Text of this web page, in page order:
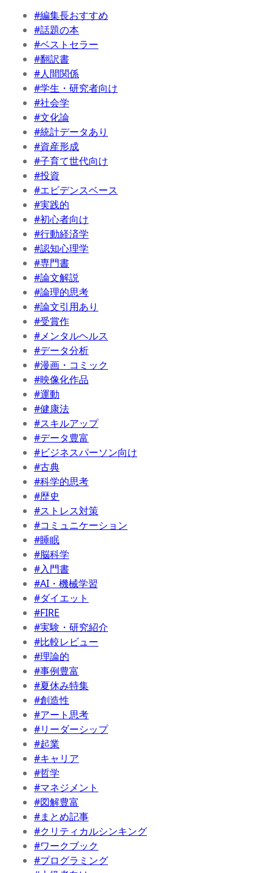
#編集長おすすめ
#話題の本
#ベストセラー
#翻訳書
#人間関係
#学生・研究者向け
#社会学
#文化論
#統計データあり
#資産形成
#子育て世代向け
#投資
#エビデンスベース
#実践的
#初心者向け
#行動経済学
#認知心理学
#専門書
#論文解説
#論理的思考
#論文引用あり
#受賞作
#メンタルヘルス
#データ分析
#漫画・コミック
#映像化作品
#運動
#健康法
#スキルアップ
#データ豊富
#ビジネスパーソン向け
#古典
#科学的思考
#歴史
#ストレス対策
#コミュニケーション
#睡眠
#脳科学
#入門書
#AI・機械学習
#ダイエット
#FIRE
#実験・研究紹介
#比較レビュー
#理論的
#事例豊富
#夏休み特集
#創造性
#アート思考
#リーダーシップ
#起業
#キャリア
#哲学
#マネジメント
#図解豊富
#まとめ記事
#クリティカルシンキング
#ワークブック
#プログラミング